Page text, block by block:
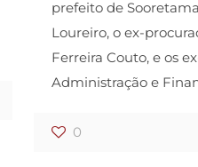
prefeito de
Loureiro, o ex-
Ferreira Couto, e os
Administração e
0